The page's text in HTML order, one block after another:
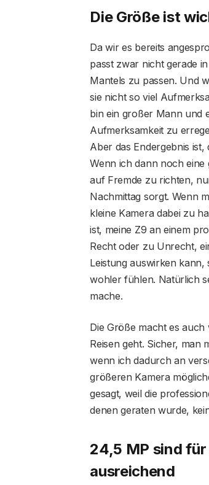
Die Größe ist
Da wir es bereits
passt zwar nicht gerade
Mantels zu passen. Und
sie nicht so viel
bin ein großer Mann und
Aufmerksamkeit zu
Aber das Endergebnis
Wenn ich dann noch
auf Fremde zu richten,
Nachmittag sorgt. Wenn
kleine Kamera dabei zu
ist, meine Z9 an einem
Recht oder zu Unrecht,
Leistung auswirken
wohler fühlen. Natürlich
mache.
Die Größe macht es
Reisen geht. Sicher, man
wenn ich dadurch an
größeren Kamera
gesagt, weil die
denen geraten wurde,
24,5 MP sind
ausreichend